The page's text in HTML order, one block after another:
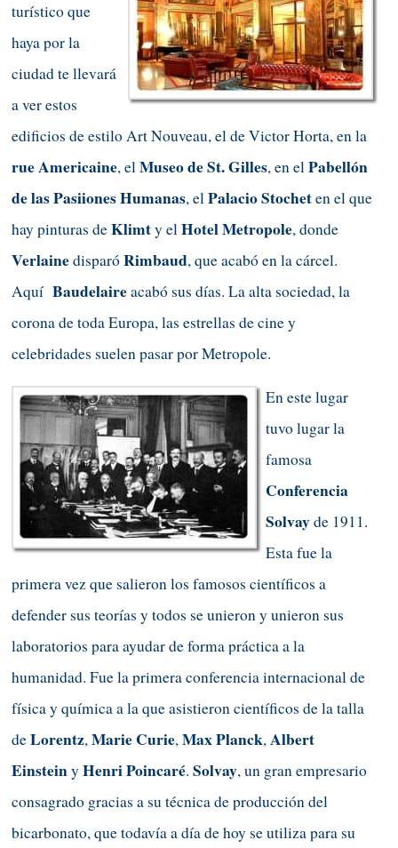
turístico que
haya por la
ciudad te llevará
a ver estos
edificios de estilo Art Nouveau, el de Victor Horta, en la
rueAmericaine, elMuseo de St. Gilles, en elPabellón
delasPasiionesHumanas, elPalacio Stocheten el que
hay pinturas deKlimty elHotel Metropole, donde
VerlainedisparóRimbaud, que acabó en la cárcel.
Aquí Baudelaireacabó sus días. La alta sociedad, la
corona de toda Europa, las estrellas de cine y
celebridades suelen pasar por Metropole.
En este lugar
tuvo lugar la
famosa
Conferencia
Solvayde 1911.
Esta fue la
primera vez que salieron los famosos científicos a
defender sus teorías y todos se unieron y unieron sus
laboratorios para ayudar de forma práctica a la
humanidad. Fue la primera conferencia internacional de
física y química a la que asistieron científicos de la talla
deLorentz,Marie Curie,Max Planck,Albert
Einsteiny Henri Poincaré. Solvay, un gran empresario
consagrado gracias a su técnica de producción del
bicarbonato, que todavía a día de hoy se utiliza para su